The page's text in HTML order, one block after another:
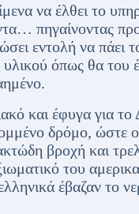
να έλθει το
πηγαίνοντας
εντολή να
υλικού όπως θα
και έφυγα για
δρόμο, ώστε
βροχή και
του
ελληνικά έβαζαν